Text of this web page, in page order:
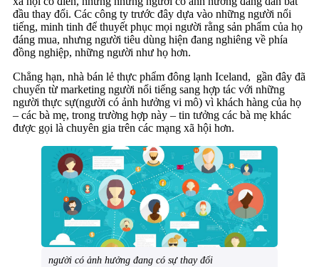
đầu thay đổi. Các công ty trước đây dựa vào những người nổi
tiếng, minh tinh để thuyết phục mọi người rằng sản phẩm của họ
đáng mua, nhưng người tiêu dùng hiện đang nghiêng về phía
đồng nghiệp, những người như họ hơn.
Chẳng hạn, nhà bán lẻ thực phẩm đông lạnh Iceland, gần đây đã
chuyển từ marketing người nổi tiếng sang hợp tác với những
người thực sự(người có ảnh hưởng vi mô) vì khách hàng của họ
– các bà mẹ, trong trường hợp này – tin tưởng các bà mẹ khác
được gọi là chuyên gia trên các mạng xã hội hơn.
người có ảnh hưởng đang có sự thay đổi